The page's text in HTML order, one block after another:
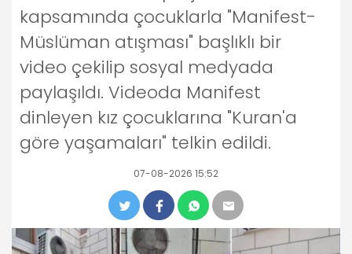
kapsamında çocuklarla "Manifest-
Müslüman atışması" başlıklı bir
video çekilip sosyal medyada
paylaşıldı. Videoda Manifest
dinleyen kız çocuklarına "Kuran'a
göre yaşamaları" telkin edildi.
07-08-2026 15:52